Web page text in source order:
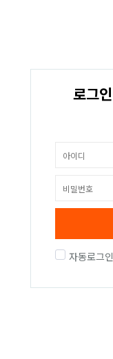
로그인
자동로그인